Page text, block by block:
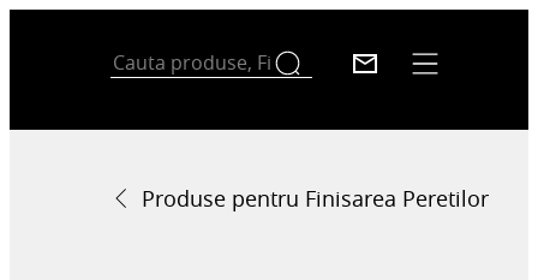
Produse pentru Finisarea Peretilor